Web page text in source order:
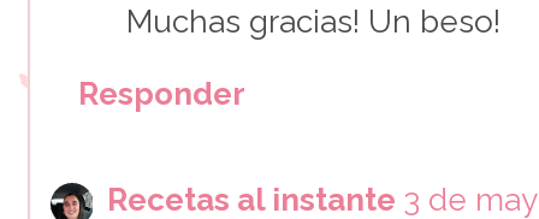
Muchas gracias! Un beso!
Responder
Recetas al instante 3 de